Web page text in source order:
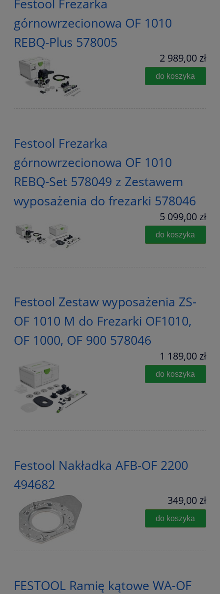
górnowrzecionowa OF 1010
REBQ-Plus 578005
2 989,00 zł
do koszyka
Festool Frezarka
górnowrzecionowa OF 1010
REBQ-Set 578049 z Zestawem
wyposażenia do frezarki 578046
5 099,00 zł
do koszyka
Festool Zestaw wyposażenia ZS-
OF 1010 M do Frezarki OF1010,
OF 1000, OF 900 578046
1 189,00 zł
do koszyka
Festool Nakładka AFB-OF 2200
494682
349,00 zł
do koszyka
FESTOOL Ramię kątowe WA-OF